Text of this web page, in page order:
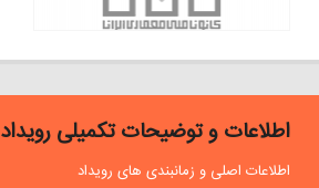
اطلاعات و توضیحات تکمیلی رویداد
اطلاعات اصلی و زمانبندی های رویداد